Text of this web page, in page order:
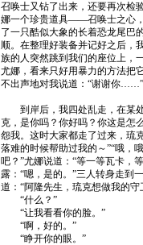
召唤士又钻了出来，还要再次检
娜一个珍贵道具——召唤士之心
了一只酷似大象的长着恐龙尾巴
顺。在整理好装备并记好之后，
族的人突然跳到我们的座位上，
尤娜，看来只好用暴力的方法把
不出声地对我说道：“谢谢你……”
到岸后，我四处乱走，在某处
克，是你吗？你好吗？你这是怎
怨我。这时大家都走了过来，琉
落难的时候帮助过我的～”“哦，
吧？”尤娜说道：“等一等瓦卡，
露：“嗯，是的。”三人转身走到
道：“阿隆先生，琉克想做我的
“什么？”
“让我看看你的脸。”
“啊，好的。”
“睁开你的眼。”